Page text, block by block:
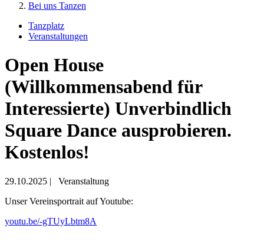
Bei uns Tanzen
Tanzplatz
Veranstaltungen
Open House
(Willkommensabend für
Interessierte) Unverbindlich
Square Dance ausprobieren.
Kostenlos!
29.10.2025 |
Veranstaltung
Unser Vereinsportrait auf Youtube:
youtu.be/-gTUyLbtm8A